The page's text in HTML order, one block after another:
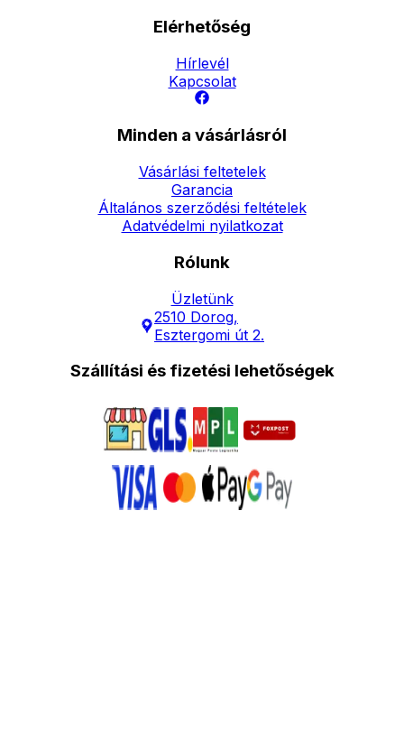
Elérhetőség
Hírlevél
Kapcsolat
Minden a vásárlásról
Vásárlási feltetelek
Garancia
Általános szerződési feltételek
Adatvédelmi nyilatkozat
Rólunk
Üzletünk
2510 Dorog,
Esztergomi út 2.
Szállítási és fizetési lehetőségek